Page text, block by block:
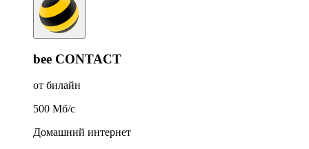
bee CONTACT
от билайн
500 Мб/c
Домашний интернет